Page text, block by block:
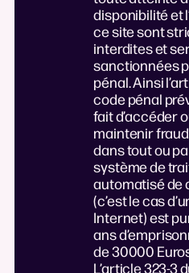
disponibilité et
ce site sont
interdites et
sanctionnées
pénal. Ainsi
code pénal
fait d’accéder
maintenir
dans tout ou
système de
automatisé de
(c’est le cas
Internet) est
ans
de 30000
L’article 323-3